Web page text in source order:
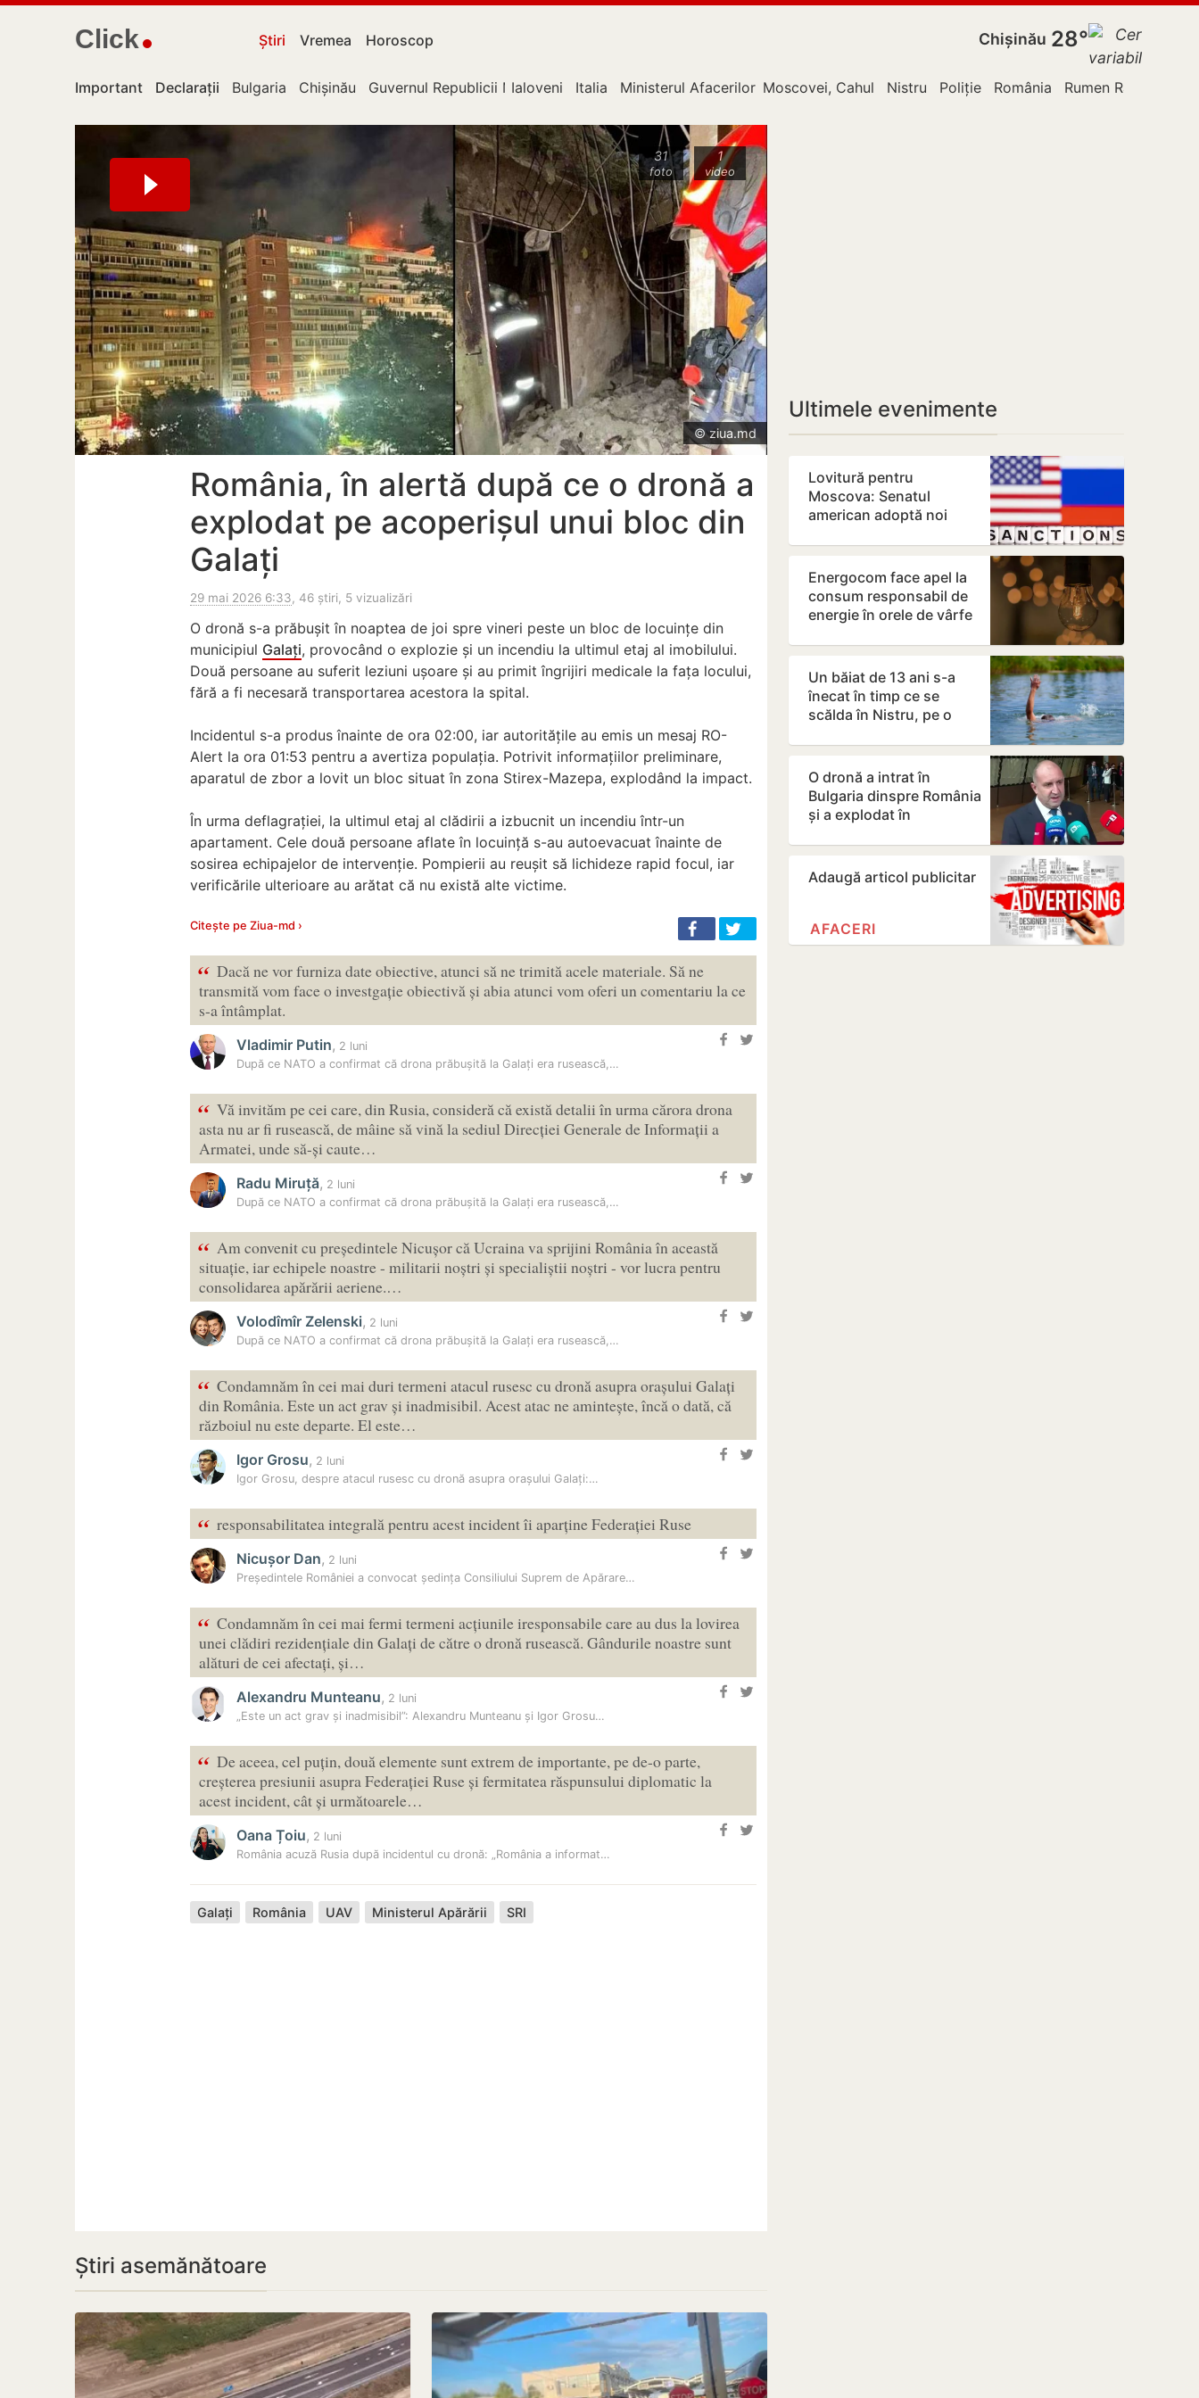
Click Știri Vremea Horoscop Chișinău 28°
Important Declarații Bulgaria Chișinău Guvernul Republicii Moldova
Ialoveni Italia Ministerul Afacerilor ExterneMoscovei, Cahul Nistru Poliție România Rumen Radev
31
foto
1
video
© ziua.md
România, în alertă după ce o dronă a
explodat pe acoperișul unui bloc din
Galați
29 mai 2026 6:33, 46 știri, 5 vizualizări
O dronă s-a prăbușit în noaptea de joi spre vineri peste un bloc de locuințe din
municipiul Galați, provocând o explozie și un incendiu la ultimul etaj al imobilului.
Două persoane au suferit leziuni ușoare și au primit îngrijiri medicale la fața locului,
fără a fi necesară transportarea acestora la spital.
Incidentul s-a produs înainte de ora 02:00, iar autoritățile au emis un mesaj RO-
Alert la ora 01:53 pentru a avertiza populația. Potrivit informațiilor preliminare,
aparatul de zbor a lovit un bloc situat în zona Stirex-Mazepa, explodând la impact.
În urma deflagrației, la ultimul etaj al clădirii a izbucnit un incendiu într-un
apartament. Cele două persoane aflate în locuință s-au autoevacuat înainte de
sosirea echipajelor de intervenție. Pompierii au reușit să lichideze rapid focul, iar
verificările ulterioare au arătat că nu există alte victime.
Citește pe Ziua-md ›
“ Dacă ne vor furniza date obiective, atunci să ne trimită acele materiale. Să ne
transmită vom face o investgație obiectivă și abia atunci vom oferi un comentariu la ce
s-a întâmplat.
Vladimir Putin, 2 luni
După ce NATO a confirmat că drona prăbușită la Galați era rusească,…
“ Vă invităm pe cei care, din Rusia, consideră că există detalii în urma cărora drona
asta nu ar fi rusească, de mâine să vină la sediul Direcției Generale de Informații a
Armatei, unde să-și caute…
Radu Miruță, 2 luni
După ce NATO a confirmat că drona prăbușită la Galați era rusească,…
“ Am convenit cu președintele Nicușor că Ucraina va sprijini România în această
situație, iar echipele noastre - militarii noștri și specialiștii noștri - vor lucra pentru
consolidarea apărării aeriene.…
Volodîmîr Zelenski, 2 luni
După ce NATO a confirmat că drona prăbușită la Galați era rusească,…
“ Condamnăm în cei mai duri termeni atacul rusesc cu dronă asupra orașului Galați
din România. Este un act grav și inadmisibil. Acest atac ne amintește, încă o dată, că
războiul nu este departe. El este…
Igor Grosu, 2 luni
Igor Grosu, despre atacul rusesc cu dronă asupra orașului Galați:…
“ responsabilitatea integrală pentru acest incident îi aparține Federației Ruse
Nicușor Dan, 2 luni
Președintele României a convocat ședința Consiliului Suprem de Apărare…
“ Condamnăm în cei mai fermi termeni acțiunile iresponsabile care au dus la lovirea
unei clădiri rezidențiale din Galați de către o dronă rusească. Gândurile noastre sunt
alături de cei afectați, și…
Alexandru Munteanu, 2 luni
„Este un act grav și inadmisibil”: Alexandru Munteanu și Igor Grosu…
“ De aceea, cel puțin, două elemente sunt extrem de importante, pe de-o parte,
creșterea presiunii asupra Federației Ruse și fermitatea răspunsului diplomatic la
acest incident, cât și următoarele…
Oana Țoiu, 2 luni
România acuză Rusia după incidentul cu dronă: „România a informat…
Galați România UAV Ministerul Apărării SRI
Știri asemănătoare
Ultimele evenimente
Lovitură pentru
Moscova: Senatul
american adoptă noi
Rusiei
Energocom face apel la
consum responsabil de
energie în orele de vârfe
Un băiat de 13 ani s-a
înecat în timp ce se
scălda în Nistru, pe o
Bender
O dronă a intrat în
Bulgaria dinspre România
și a explodat în
gazoduct
Adaugă articol publicitar
AFACERI